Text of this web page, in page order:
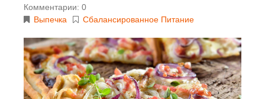
Комментарии: 0
Выпечка
Сбалансированное Питание